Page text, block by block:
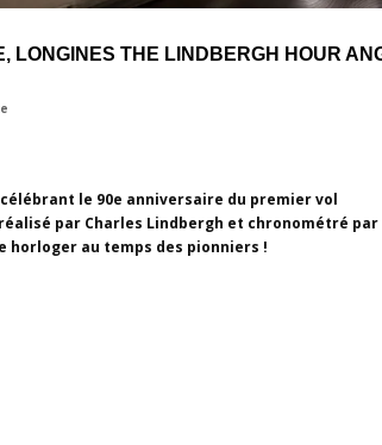
LONGINES THE LINDBERGH HOUR
le 90e anniversaire du premier vol
par Charles Lindbergh et chronométré par
horloger au temps des pionniers !